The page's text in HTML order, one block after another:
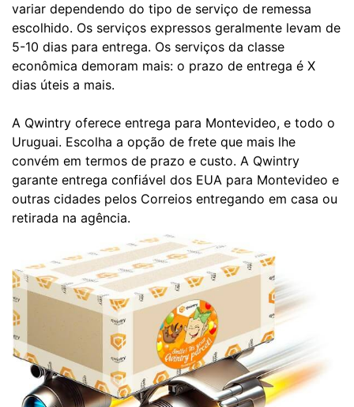
variar dependendo do tipo de serviço de remessa
escolhido. Os serviços expressos geralmente levam de
5-10 dias para entrega. Os serviços da classe
econômica demoram mais: o prazo de entrega é X
dias úteis a mais.
A Qwintry oferece entrega para Montevideo, e todo o
Uruguai. Escolha a opção de frete que mais lhe
convém em termos de prazo e custo. A Qwintry
garante entrega confiável dos EUA para Montevideo e
outras cidades pelos Correios entregando em casa ou
retirada na agência.